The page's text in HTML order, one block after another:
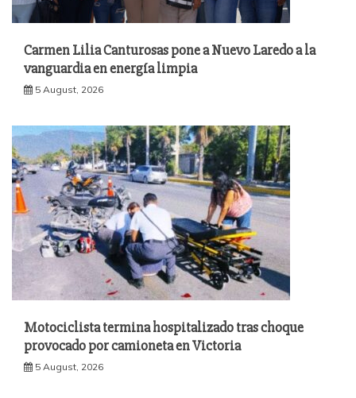
Carmen Lilia Canturosas pone a Nuevo Laredo a la
vanguardia en energía limpia
5 August, 2026
Motociclista termina hospitalizado tras choque
provocado por camioneta en Victoria
5 August, 2026